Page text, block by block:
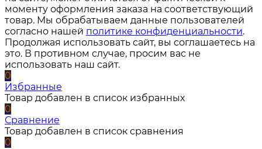
моменту оформления заказа на соответствующий
товар. Мы обрабатываем данные пользователей
согласно нашей политике конфиденциальности.
Продолжая использовать сайт, вы соглашаетесь на
это. В противном случае, просим вас не
использовать наш сайт.
0
Избранные
Товар добавлен в список избранных
0
Сравнение
Товар добавлен в список сравнения
0